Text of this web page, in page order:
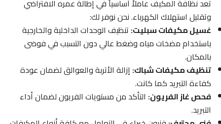
تعد نظافة المكيف عاملاً أساسياً في إطالة عمره الافتراضي
وتقليل استهلاك الكهرباء. نحن نوفر لك:
غسيل مكيفات سبليت: تنظيف الوحدات الداخلية والخارجية
باستخدام مضخات مياه وضغط عالي دون التسبب في فوضى
بالمكان.
تنظيف مكيفات شباك: إزالة الأتربة والعوالق لضمان عودة
كفاءة التبريد كما كانت.
فحص غاز الفريون: التأكد من مستويات الفريون لضمان أداء
التبريد.